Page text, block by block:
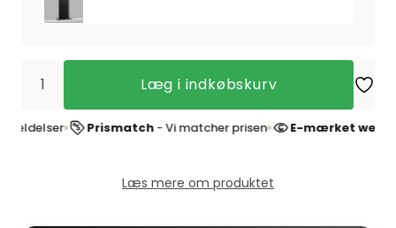
Læg i indkøbskurv
Prismatch- Vi matcher prisen E-mærket webshop
Læs mere om produktet